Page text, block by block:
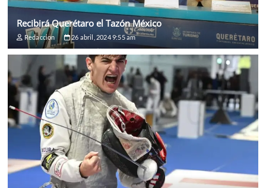
Recibirá Querétaro el Tazón México
Redaccion 26 abril, 2024 9:55 am